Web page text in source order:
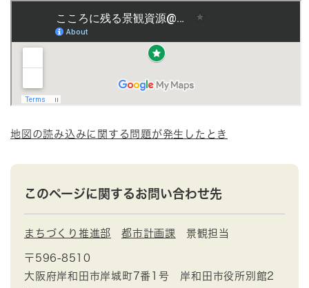
地図の読み込みに関する問題が発生したとき
このページに関するお問い合わせ先
まちづくり推進部 都市計画課 景観担当
〒596-8510
大阪府岸和田市岸城町7番1号 岸和田市役所別館2